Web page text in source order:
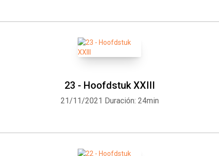
23 - Hoofdstuk XXIII
21/11/2021 Duración: 24min